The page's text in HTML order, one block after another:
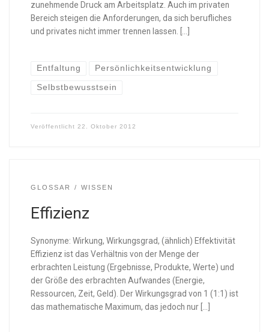
zunehmende Druck am Arbeitsplatz. Auch im privaten
Bereich steigen die Anforderungen, da sich berufliches
und privates nicht immer trennen lassen. […]
Entfaltung Persönlichkeitsentwicklung
Selbstbewusstsein
Veröffentlicht 22. Oktober 2012
GLOSSAR WISSEN
Effizienz
Synonyme: Wirkung, Wirkungsgrad, (ähnlich) Effektivität
Effizienz ist das Verhältnis von der Menge der
erbrachten Leistung (Ergebnisse, Produkte, Werte) und
der Größe des erbrachten Aufwandes (Energie,
Ressourcen, Zeit, Geld). Der Wirkungsgrad von 1 (1:1) ist
das mathematische Maximum, das jedoch nur […]